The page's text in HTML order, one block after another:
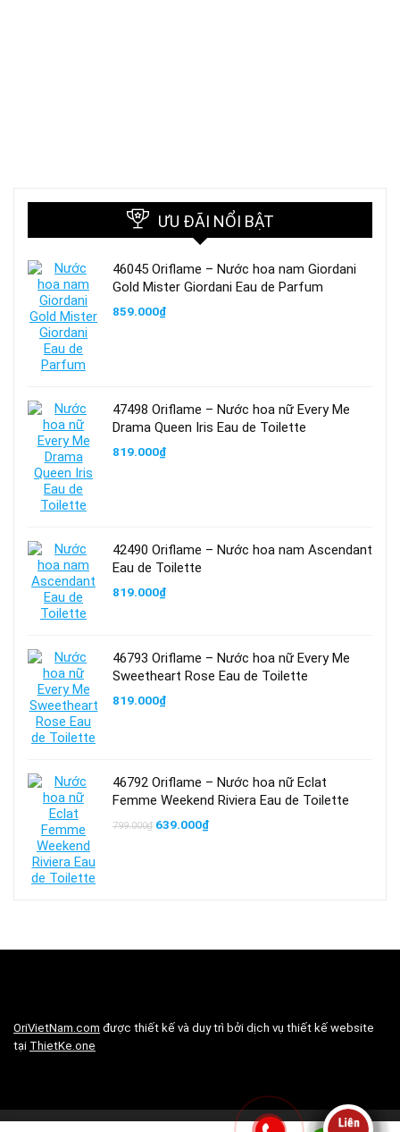
ƯU ĐÃI NỔI BẬT
46045 Oriflame – Nước hoa nam Giordani
Gold Mister Giordani Eau de Parfum
859.000₫
47498 Oriflame – Nước hoa nữ Every Me
Drama Queen Iris Eau de Toilette
819.000₫
42490 Oriflame – Nước hoa nam Ascendant
Eau de Toilette
819.000₫
46793 Oriflame – Nước hoa nữ Every Me
Sweetheart Rose Eau de Toilette
819.000₫
46792 Oriflame – Nước hoa nữ Eclat
Femme Weekend Riviera Eau de Toilette
799.000₫ Giá
639.000₫Giá
OriVietNam.com được thiết kế và duy trì bởi dịch vụ thiết kế website
tại ThietKe.one